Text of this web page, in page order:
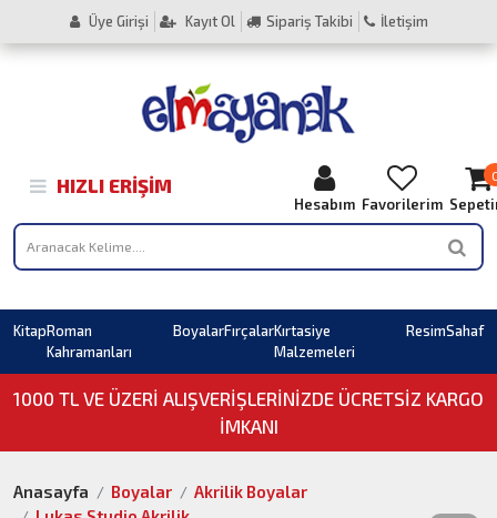
Üye Girişi Kayıt Ol Sipariş Takibi İletişim
HIZLI ERIŞIM
Hesabım Favorilerim
KitapRoman
Kahramanları
BoyalarFırçalarKırtasiye
Malzemeleri
ResimSahaf
1000 TL VE ÜZERI ALIŞVERIŞLERINIZDE ÜCRETSİZ KARGO
İMKANI
Anasayfa Boyalar
Akrilik Boyalar